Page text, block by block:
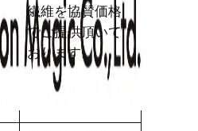
繊維を協賛価格
でご提供頂いて
おります。